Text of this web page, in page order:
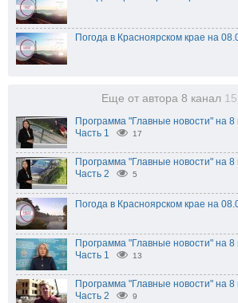
Погода в Красноярском крае на
Еще от автора 8 канал
Программа "Главные новости" на 8
Часть 1
17
Программа "Главные новости" на 8
Часть 2
5
Погода в Красноярском крае на
Программа "Главные новости" на 8
Часть 1
13
Программа "Главные новости" на 8
Часть 2
9